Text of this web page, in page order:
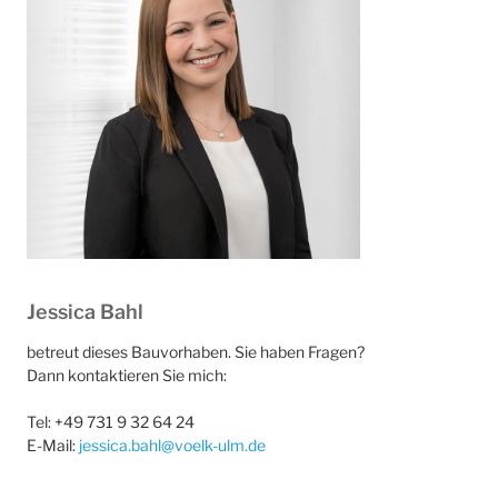
Jessica Bahl
betreut dieses Bauvorhaben. Sie haben Fragen?
Dann kontaktieren Sie mich:
Tel: +49 731 9 32 64 24
E-Mail: jessica.bahl@voelk-ulm.de